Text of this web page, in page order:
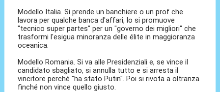
Modello Italia. Si prende un banchiere o un prof che
lavora per qualche banca d'affari, lo si promuove
"tecnico super partes" per un "governo dei migliori" che
trasformi l'esigua minoranza delle élite in maggioranza
oceanica.
Modello Romania. Si va alle Presidenziali e, se vince il
candidato sbagliato, si annulla tutto e si arresta il
vincitore perché "ha stato Putin". Poi si rivota a oltranza
finché non vince quello giusto.